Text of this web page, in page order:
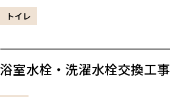
トイレ
浴室水栓・洗濯水栓交換工事